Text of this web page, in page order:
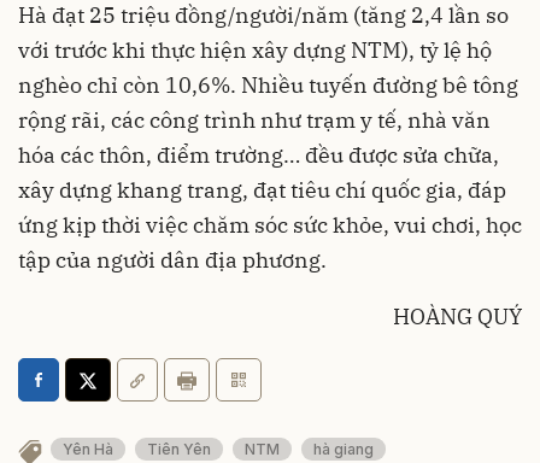
Hà đạt 25 triệu đồng/người/năm (tăng 2,4 lần so
với trước khi thực hiện xây dựng NTM), tỷ lệ hộ
nghèo chỉ còn 10,6%. Nhiều tuyến đường bê tông
rộng rãi, các công trình như trạm y tế, nhà văn
hóa các thôn, điểm trường… đều được sửa chữa,
xây dựng khang trang, đạt tiêu chí quốc gia, đáp
ứng kịp thời việc chăm sóc sức khỏe, vui chơi, học
tập của người dân địa phương.
HOÀNG QUÝ
Yên Hà Tiên Yên NTM hà giang